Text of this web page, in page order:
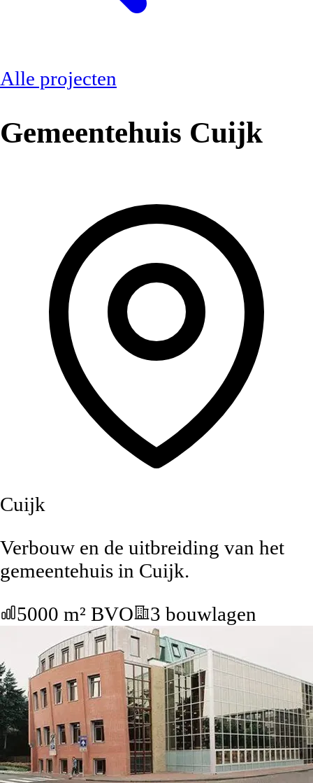
Alle projecten
Gemeentehuis Cuijk
Cuijk
Verbouw en de uitbreiding van het
gemeentehuis in Cuijk.
5000 m² BVO
3 bouwlagen